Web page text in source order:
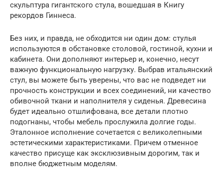
скульптура гигантского стула, вошедшая в Книгу
рекордов Гиннеса.
Без них, и правда, не обходится ни один дом: стулья
используются в обстановке столовой, гостиной, кухни и
кабинета. Они дополняют интерьер и, конечно, несут
важную функциональную нагрузку. Выбрав итальянский
стул, вы можете быть уверены, что вас не подведет ни
прочность конструкции и всех соединений, ни качество
обивочной ткани и наполнителя у сиденья. Древесина
будет идеально отшлифована, все детали плотно
подогнаны, чтобы мебель прослужила долгие годы.
Эталонное исполнение сочетается с великолепными
эстетическими характеристиками. Причем отменное
качество присуще как эксклюзивным дорогим, так и
вполне бюджетным моделям.